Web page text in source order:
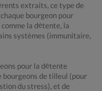
extraits, ce type de
bourgeon pour
la détente, la
systèmes (immunitaire,
pour la détente
de tilleul (pour
du stress), et de